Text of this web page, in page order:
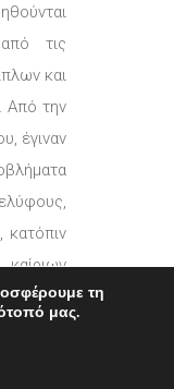
τις
και
Από την
έγιναν
τη
μας.